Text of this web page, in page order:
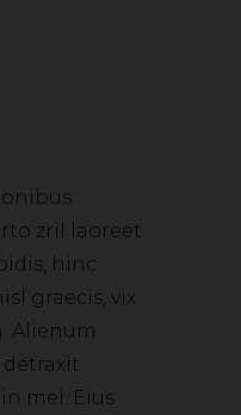
zril laoreet.
hinc
graecis, vix
Alienum
detraxit
mei. Eius